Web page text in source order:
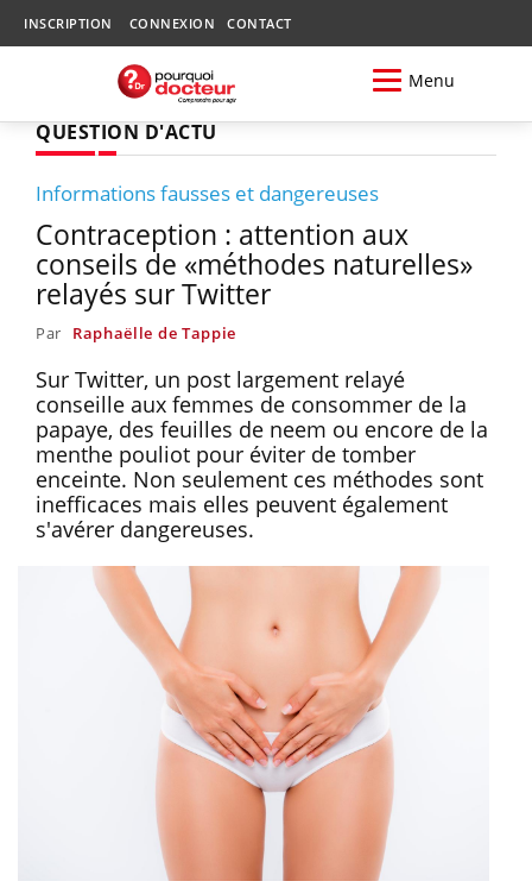
INSCRIPTION CONNEXION CONTACT
Menu
QUESTION D'ACTU
Informations fausses et dangereuses
Contraception : attention aux
conseils de «méthodes naturelles»
relayés sur Twitter
Par Raphaëlle de Tappie
Sur Twitter, un post largement relayé
conseille aux femmes de consommer de la
papaye, des feuilles de neem ou encore de la
menthe pouliot pour éviter de tomber
enceinte. Non seulement ces méthodes sont
inefficaces mais elles peuvent également
s'avérer dangereuses.